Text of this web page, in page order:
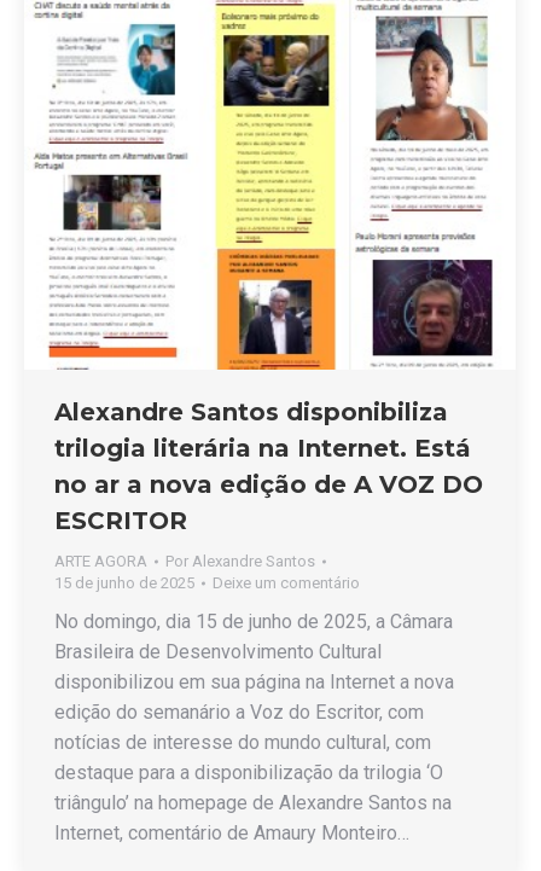
Alexandre Santos disponibiliza
trilogia literária na Internet. Está
no ar a nova edição de A VOZ DO
ESCRITOR
ARTE AGORA Por Alexandre Santos
15 de junho de 2025
Deixe um comentário
No domingo, dia 15 de junho de 2025, a Câmara
Brasileira de Desenvolvimento Cultural
disponibilizou em sua página na Internet a nova
edição do semanário a Voz do Escritor, com
notícias de interesse do mundo cultural, com
destaque para a disponibilização da trilogia ‘O
triângulo’ na homepage de Alexandre Santos na
Internet, comentário de Amaury Monteiro…